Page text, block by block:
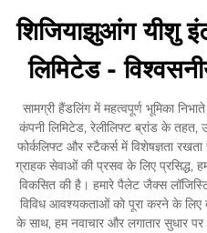
शिजियाझुआंग यीशु
लिमिटेड -
सामग्री हैंडलिंग में महत्वपूर्ण भूमिका
कंपनी लिमिटेड, रेलीलिफ्ट ब्रांड के
फोर्कलिफ्ट और स्टैकर्स में विशेषज्ञता रखता
ग्राहक सेवाओं की प्रसव के लिए प्रसिद्ध,
विकसित की है। हमारे पैलेट जैक्स
विविध आवश्यकताओं को पूरा करने के लिए
के साथ, हम नवाचार और लगातार सुधार